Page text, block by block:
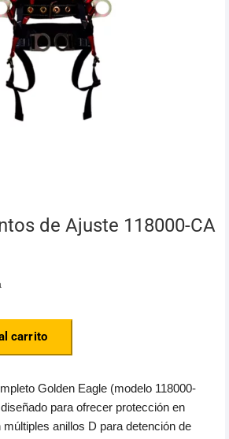
de Ajuste 118000-CA
carrito
Golden Eagle (modelo 118000-
para ofrecer protección en
anillos D para detención de